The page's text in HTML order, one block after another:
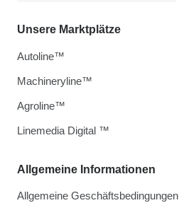
Allgemeine Informationen
Allgemeine Geschäftsbedingungen
Unsere Marktplätze
Autoline™
Machineryline™
Agroline™
Linemedia Digital ™